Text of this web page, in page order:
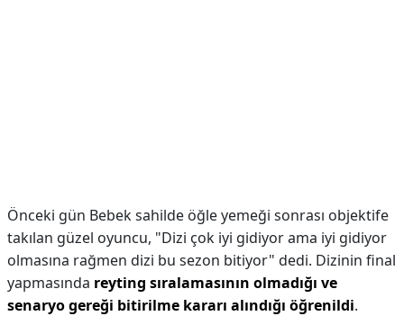
Önceki gün Bebek sahilde öğle yemeği sonrası objektife
takılan güzel oyuncu, "Dizi çok iyi gidiyor ama iyi gidiyor
olmasına rağmen dizi bu sezon bitiyor" dedi. Dizinin final
yapmasında reyting sıralamasının olmadığı ve
senaryo gereği bitirilme kararı alındığı öğrenildi.